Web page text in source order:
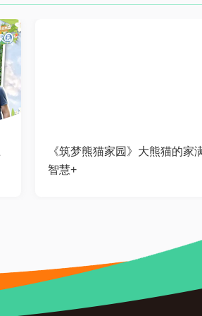
《筑梦熊猫家园》大熊猫的家
智慧+